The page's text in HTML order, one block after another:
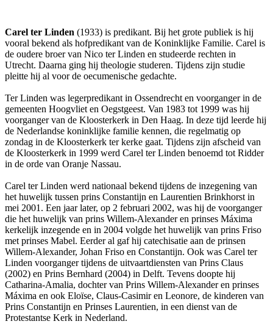
Carel ter Linden (1933) is predikant. Bij het grote publiek is hij
vooral bekend als hofpredikant van de Koninklijke Familie. Carel is
de oudere broer van Nico ter Linden en studeerde rechten in
Utrecht. Daarna ging hij theologie studeren. Tijdens zijn studie
pleitte hij al voor de oecumenische gedachte.
Ter Linden was legerpredikant in Ossendrecht en voorganger in de
gemeenten Hoogvliet en Oegstgeest. Van 1983 tot 1999 was hij
voorganger van de Kloosterkerk in Den Haag. In deze tijd leerde hij
de Nederlandse koninklijke familie kennen, die regelmatig op
zondag in de Kloosterkerk ter kerke gaat. Tijdens zijn afscheid van
de Kloosterkerk in 1999 werd Carel ter Linden benoemd tot Ridder
in de orde van Oranje Nassau.
Carel ter Linden werd nationaal bekend tijdens de inzegening van
het huwelijk tussen prins Constantijn en Laurentien Brinkhorst in
mei 2001. Een jaar later, op 2 februari 2002, was hij de voorganger
die het huwelijk van prins Willem-Alexander en prinses Máxima
kerkelijk inzegende en in 2004 volgde het huwelijk van prins Friso
met prinses Mabel. Eerder al gaf hij catechisatie aan de prinsen
Willem-Alexander, Johan Friso en Constantijn. Ook was Carel ter
Linden voorganger tijdens de uitvaartdiensten van Prins Claus
(2002) en Prins Bernhard (2004) in Delft. Tevens doopte hij
Catharina-Amalia, dochter van Prins Willem-Alexander en prinses
Máxima en ook Eloïse, Claus-Casimir en Leonore, de kinderen van
Prins Constantijn en Prinses Laurentien, in een dienst van de
Protestantse Kerk in Nederland.